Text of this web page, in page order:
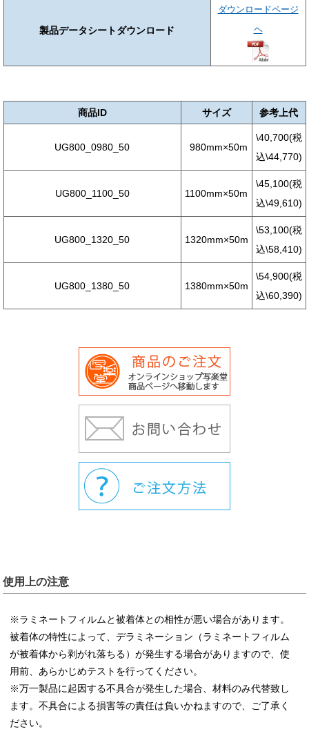
製品データシートダウンロード
ダウンロードページ
ヘ
商品ID サイズ 参考上代
UG800_0980_50 980mm×50m
\40,700(税
込\44,770)
UG800_1100_50 1100mm×50m
\45,100(税
込\49,610)
UG800_1320_50 1320mm×50m
\53,100(税
込\58,410)
UG800_1380_50 1380mm×50m
\54,900(税
込\60,390)
使用上の注意
※ラミネートフィルムと被着体との相性が悪い場合があります。
被着体の特性によって、デラミネーション（ラミネートフィルム
が被着体から剥がれ落ちる）が発生する場合がありますので、使
用前、あらかじめテストを行ってください。
※万一製品に起因する不具合が発生した場合、材料のみ代替致し
ます。不具合による損害等の責任は負いかねますので、ご了承く
ださい。